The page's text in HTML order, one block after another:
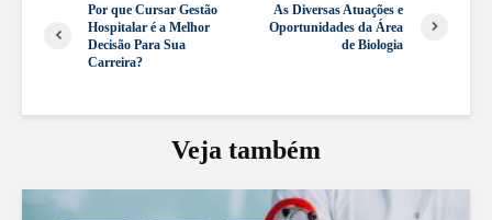
Por que Cursar Gestão
Hospitalar é a Melhor
Decisão Para Sua
Carreira?
As Diversas Atuações e
Oportunidades da Área
de Biologia
Veja também